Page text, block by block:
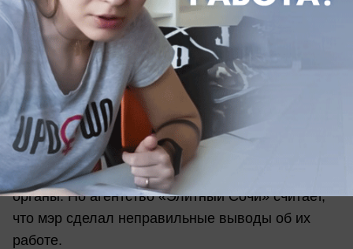
строительство и, значит, какого-то проекта не
существует, - предъявил Пахомов риелоторам.
Сотрудники компании попытались оправдаться
перед мэром, сказав, что на сайте опубликован
лишь проект дома в рамках рекламы, да и цены
не прописаны. Но Пахомов поспешил прервать
их. Он сказал, что теперь их «жульническими
действиями» займутся правоохранительные
органы. Но агентство «Элитный Сочи» считает,
что мэр сделал неправильные выводы об их
работе.